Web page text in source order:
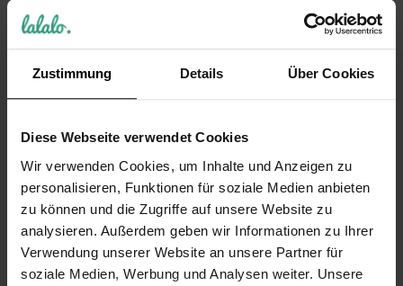
Zustimmung Details Über Cookies
Diese Webseite verwendet Cookies
Wir verwenden Cookies, um Inhalte und Anzeigen zu
personalisieren, Funktionen für soziale Medien anbieten
zu können und die Zugriffe auf unsere Website zu
analysieren. Außerdem geben wir Informationen zu Ihrer
Verwendung unserer Website an unsere Partner für
soziale Medien, Werbung und Analysen weiter. Unsere
ANLÄSSE
Geburtstagssprüche zum 30.
Geburtstag - Originell bis Lustig
Steht der 30. Geburtstag deines Freundes, deiner
Dann bist du hier genau richtig! Der 30. Geburtstag ist ein
besonderer Meilenstein – ein bisschen weiser, ein Stück
erwachsener und immer noch jung genug, um das Leben
in vollen Zügen zu genießen. Bei LALALO haben wir die
perfekte […]
Veröffentlicht von Kristinaam 9. January 2024
Schlagworte: Geburtstag,Sprüche,Zitate&
Geburtstagswünsche